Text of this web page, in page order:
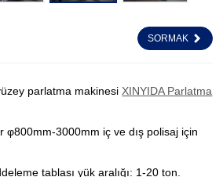
SORMAK
parlatma makinesiXINYIDA Parlatma
φ800mm-3000mm iç ve dış polisaj için
tablası yük aralığı: 1-20 ton.